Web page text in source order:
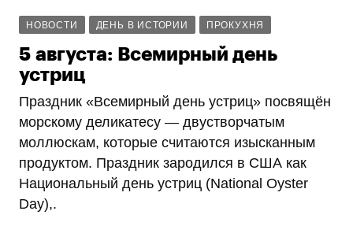
НОВОСТИ ДЕНЬ В ИСТОРИИ ПРОКУХНЯ
5 августа: Всемирный день
устриц
Праздник «Всемирный день устриц» посвящён
морскому деликатесу — двустворчатым
моллюскам, которые считаются изысканным
продуктом. Праздник зародился в США как
Национальный день устриц (National Oyster
Day),.